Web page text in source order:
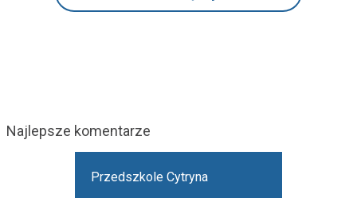
Najlepsze komentarze
Przedszkole Cytryna